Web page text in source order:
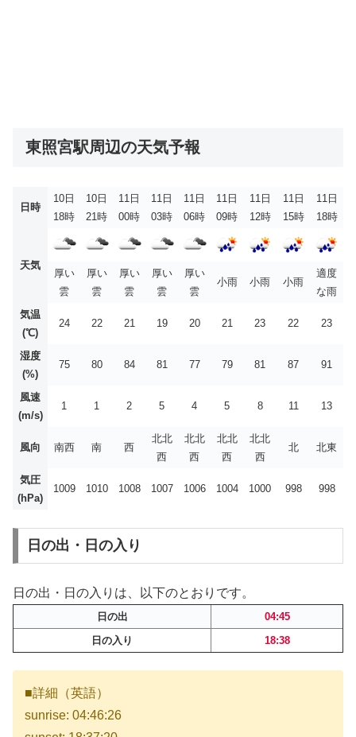
東照宮駅周辺の天気予報
日時
10日
18時
10日
21時
11日
00時
11日
03時
11日
06時
11日
09時
11日
12時
11日
15時
11日
18時
天気
厚い
雲
厚い
雲
厚い
雲
厚い
雲
厚い
雲
小雨 小雨 小雨
適度
な雨
気温
(℃)
24 22 21 19 20 21 23 22 23
湿度
(%)
75 80 84 81 77 79 81 87 91
風速
(m/s)
1 1 2 5 4 5 8 11 13
風向 南西 南 西
北北
西
北北
西
北北
西
北北
西
北 北東
気圧
(hPa)
1009 1010 1008 1007 1006 1004 1000 998 998
日の出・日の入り
日の出・日の入りは、以下のとおりです。
日の出
04:45
日の入り
18:38
■詳細（英語）
sunrise: 04:46:26